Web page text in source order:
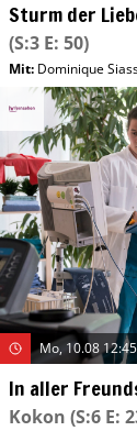
Sturm der
(S:3 E: 50)
Mit: Dominique
Mo, 10.08 12:45
In aller
Kokon (S:6 E: